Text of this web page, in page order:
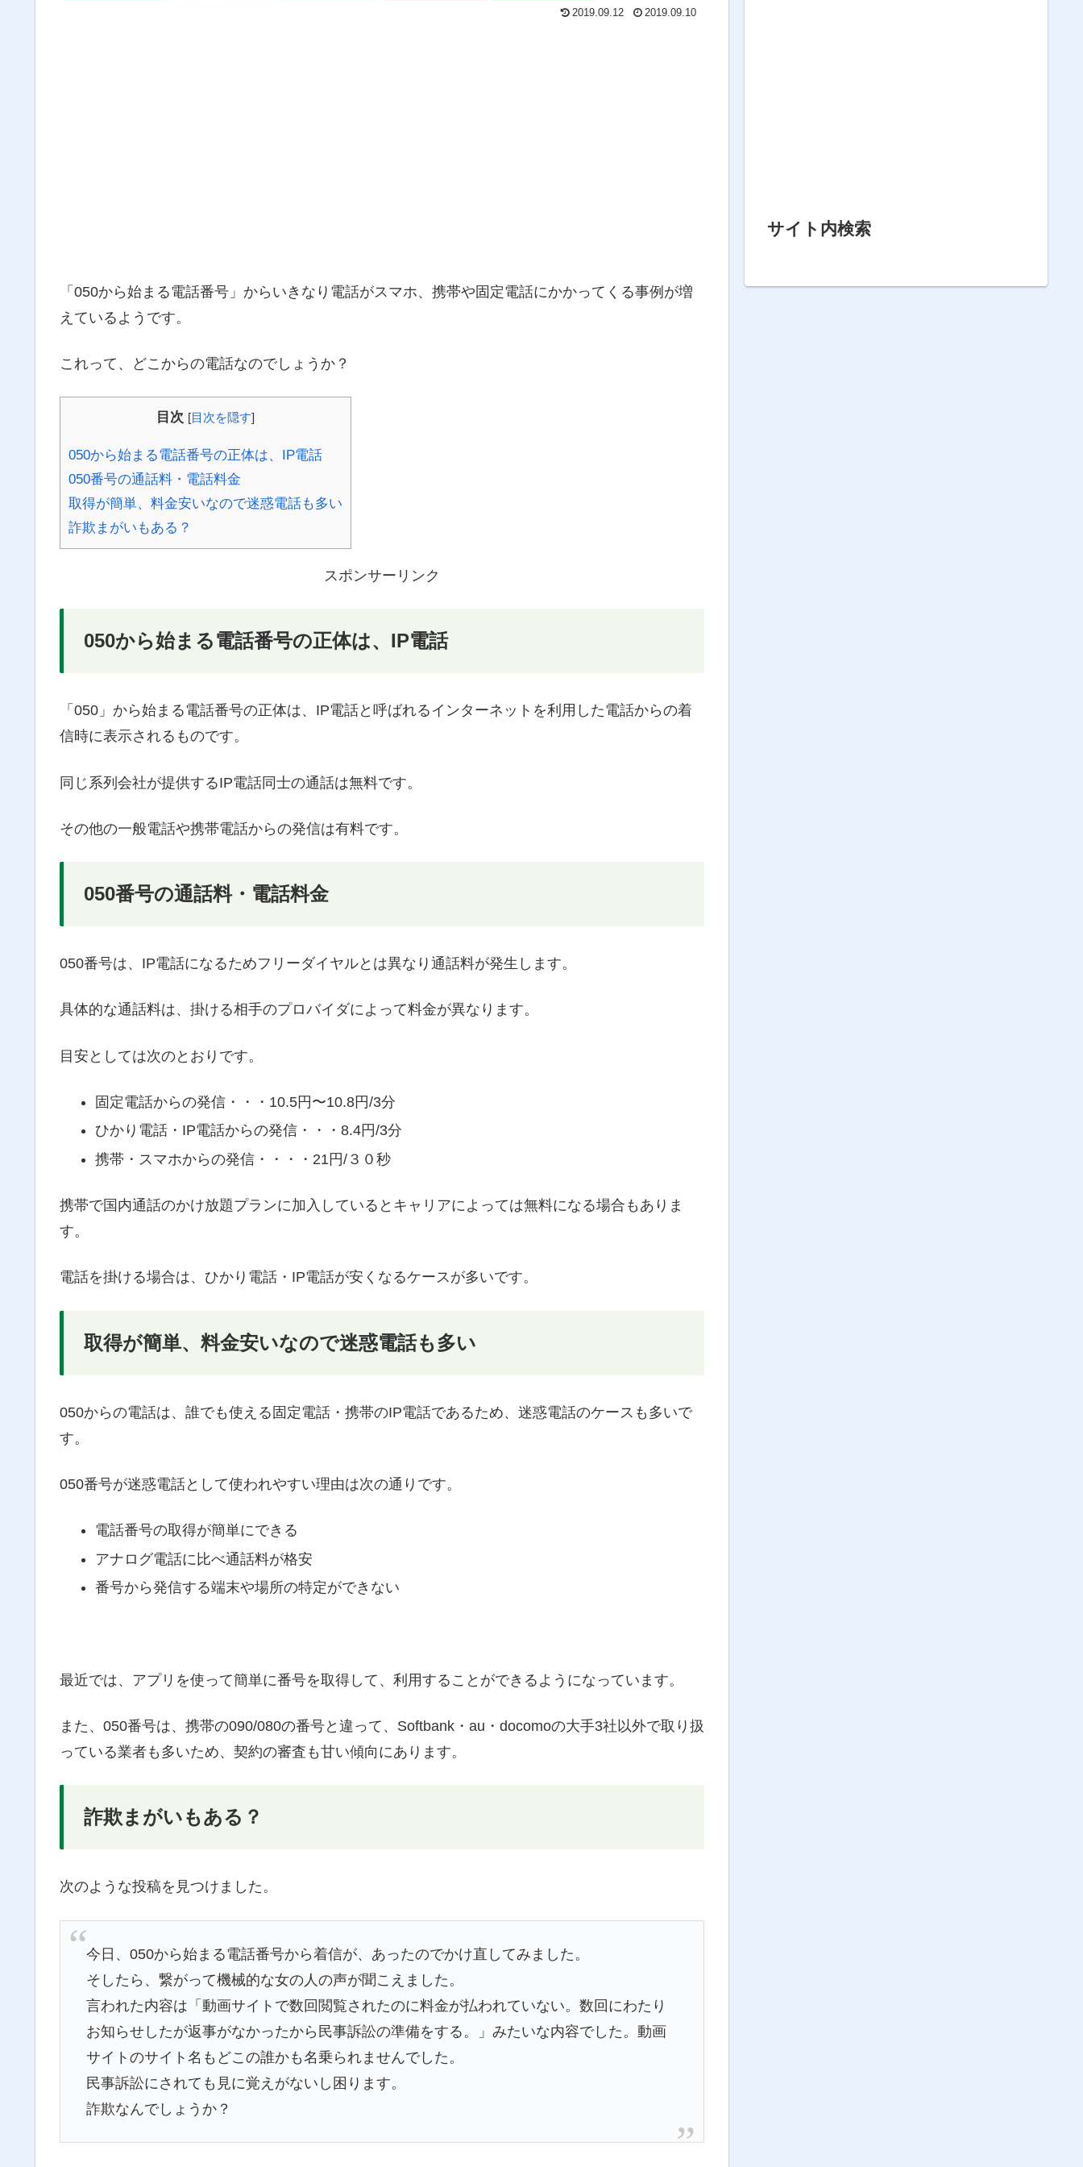
2019.09.12 2019.09.10
「050から始まる電話番号」からいきなり電話がスマホ、携帯や固定電話にかかってくる事例が増
えているようです。
これって、どこからの電話なのでしょうか？
目次 [目次を隠す]
050から始まる電話番号の正体は、IP電話
050番号の通話料・電話料金
取得が簡単、料金安いなので迷惑電話も多い
詐欺まがいもある？
スポンサーリンク
050から始まる電話番号の正体は、IP電話
「050」から始まる電話番号の正体は、IP電話と呼ばれるインターネットを利用した電話からの着
信時に表示されるものです。
同じ系列会社が提供するIP電話同士の通話は無料です。
その他の一般電話や携帯電話からの発信は有料です。
050番号の通話料・電話料金
050番号は、IP電話になるためフリーダイヤルとは異なり通話料が発生します。
具体的な通話料は、掛ける相手のプロバイダによって料金が異なります。
目安としては次のとおりです。
固定電話からの発信・・・10.5円〜10.8円/3分
ひかり電話・IP電話からの発信・・・8.4円/3分
携帯・スマホからの発信・・・・21円/３０秒
携帯で国内通話のかけ放題プランに加入しているとキャリアによっては無料になる場合もありま
す。
電話を掛ける場合は、ひかり電話・IP電話が安くなるケースが多いです。
取得が簡単、料金安いなので迷惑電話も多い
050からの電話は、誰でも使える固定電話・携帯のIP電話であるため、迷惑電話のケースも多いで
す。
050番号が迷惑電話として使われやすい理由は次の通りです。
電話番号の取得が簡単にできる
アナログ電話に比べ通話料が格安
番号から発信する端末や場所の特定ができない
最近では、アプリを使って簡単に番号を取得して、利用することができるようになっています。
また、050番号は、携帯の090/080の番号と違って、Softbank・au・docomoの大手3社以外で取り扱
っている業者も多いため、契約の審査も甘い傾向にあります。
詐欺まがいもある？
次のような投稿を見つけました。
今日、050から始まる電話番号から着信が、あったのでかけ直してみました。
そしたら、繋がって機械的な女の人の声が聞こえました。
言われた内容は「動画サイトで数回閲覧されたのに料金が払われていない。数回にわたり
お知らせしたが返事がなかったから民事訴訟の準備をする。」みたいな内容でした。動画
サイトのサイト名もどこの誰かも名乗られませんでした。
民事訴訟にされても見に覚えがないし困ります。
詐欺なんでしょうか？
サイト内検索